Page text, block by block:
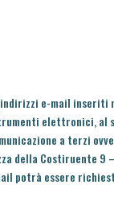
e-mail inseriti
elettronici,
a terzi
della Costiruente 9
potrà essere